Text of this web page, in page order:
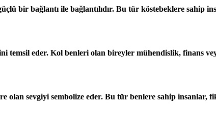
bir bağlantı ile bağlantılıdır. Bu tür köstebeklere sahip
temsil eder. Kol benleri olan bireyler mühendislik, finans
olan sevgiyi sembolize eder. Bu tür benlere sahip